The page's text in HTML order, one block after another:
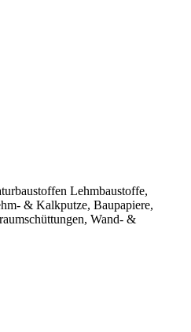
Lehmbaustoffe,
& Kalkputze, Baupapiere,
Wand- &